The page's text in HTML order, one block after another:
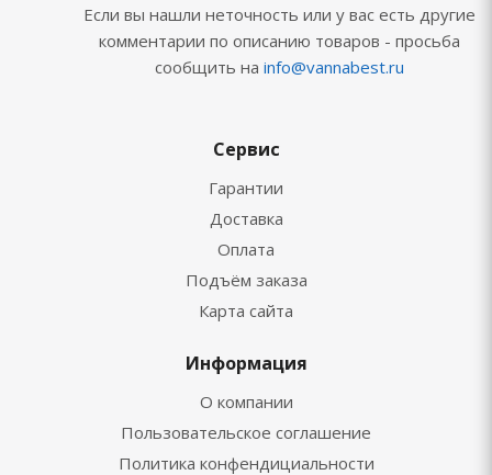
Если вы нашли неточность или у вас есть другие
комментарии по описанию товаров - просьба
сообщить на info@vannabest.ru
Сервис
Гарантии
Доставка
Оплата
Подъём заказа
Карта сайта
Информация
О компании
Пользовательское соглашение
Политика конфендициальности